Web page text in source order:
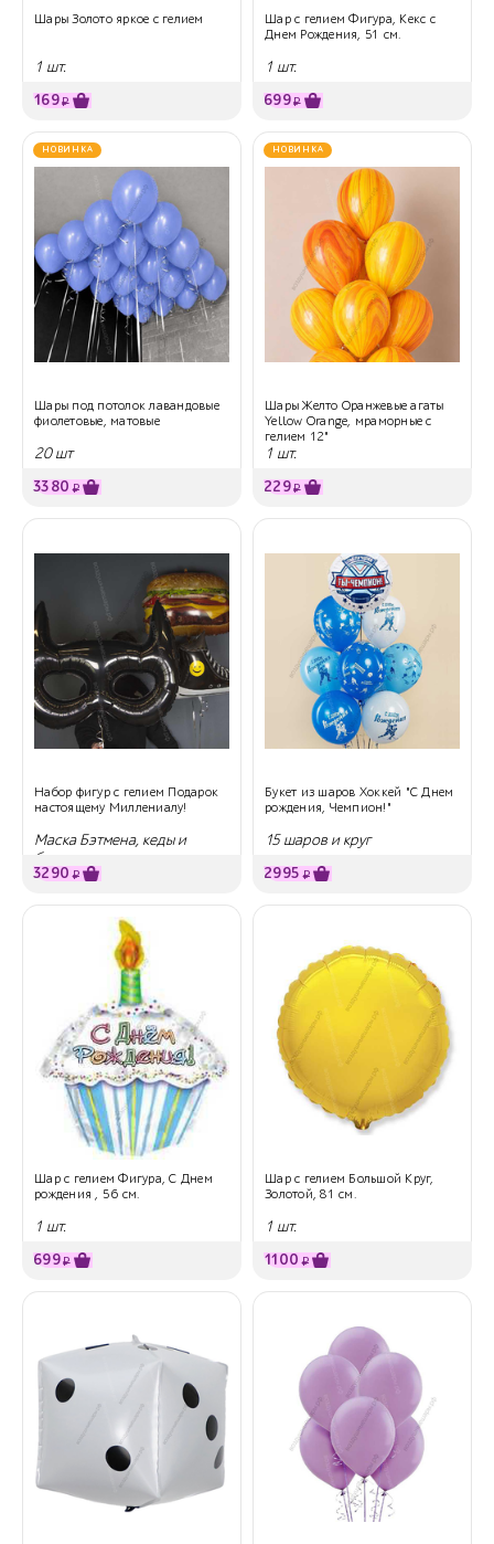
Шары Золото яркое с гелием
1 шт.
169₽
Шар с гелием Фигура, Кекс с
Днем Рождения, 51 см.
1 шт.
699₽
НОВИНКА
Шары под потолок лавандовые
фиолетовые, матовые
20 шт
3380 ₽
НОВИНКА
Шары Желто Оранжевые агаты
Yellow Orange, мраморные с
гелием 12"
1 шт.
229₽
Набор фигур с гелием Подарок
настоящему Миллениалу!
Маска Бэтмена, кеды и
бургер
3290 ₽
Букет из шаров Хоккей "С Днем
рождения, Чемпион!"
15 шаров и круг
2995 ₽
Шар с гелием Фигура, С Днем
рождения , 56 см.
1 шт.
699₽
Шар с гелием Большой Круг,
Золотой, 81 см.
1 шт.
1100 ₽